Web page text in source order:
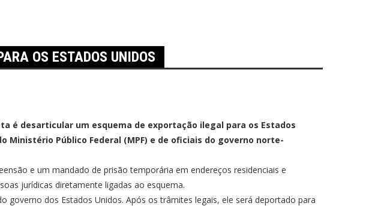
OS ESTADOS UNIDOS
é desarticular um esquema de exportação ilegal para os Estados
Público Federal (MPF) e de oficiais do governo norte-
e um mandado de prisão temporária em endereços residenciais e
jurídicas diretamente ligadas ao esquema.
governo dos Estados Unidos. Após os trâmites legais, ele será deportado para